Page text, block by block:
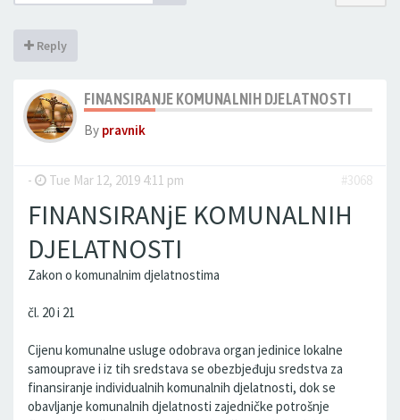
Reply
FINANSIRANJE KOMUNALNIH DJELATNOSTI
By pravnik
- Tue Mar 12, 2019 4:11 pm #3068
FINANSIRANjE KOMUNALNIH
DJELATNOSTI
Zakon o komunalnim djelatnostima
čl. 20 i 21
Cijenu komunalne usluge odobrava organ jedinice lokalne
samouprave i iz tih sredstava se obezbjeđuju sredstva za
finansiranje individualnih komunalnih djelatnosti, dok se
obavljanje komunalnih djelatnosti zajedničke potrošnje